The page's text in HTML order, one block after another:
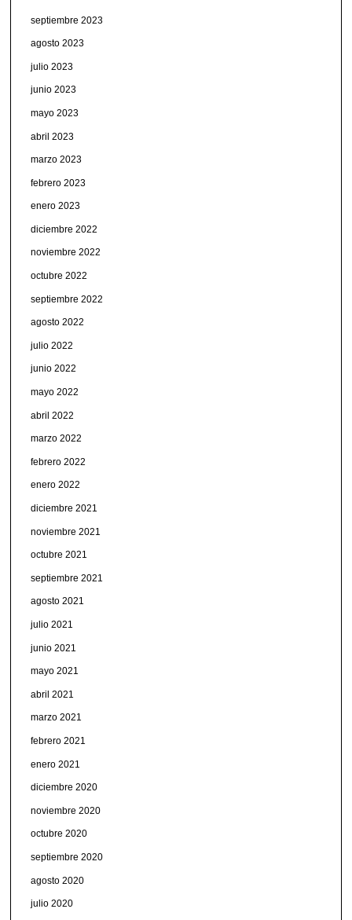
septiembre 2023
agosto 2023
julio 2023
junio 2023
mayo 2023
abril 2023
marzo 2023
febrero 2023
enero 2023
diciembre 2022
noviembre 2022
octubre 2022
septiembre 2022
agosto 2022
julio 2022
junio 2022
mayo 2022
abril 2022
marzo 2022
febrero 2022
enero 2022
diciembre 2021
noviembre 2021
octubre 2021
septiembre 2021
agosto 2021
julio 2021
junio 2021
mayo 2021
abril 2021
marzo 2021
febrero 2021
enero 2021
diciembre 2020
noviembre 2020
octubre 2020
septiembre 2020
agosto 2020
julio 2020